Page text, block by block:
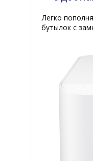
Легко
бутылок с